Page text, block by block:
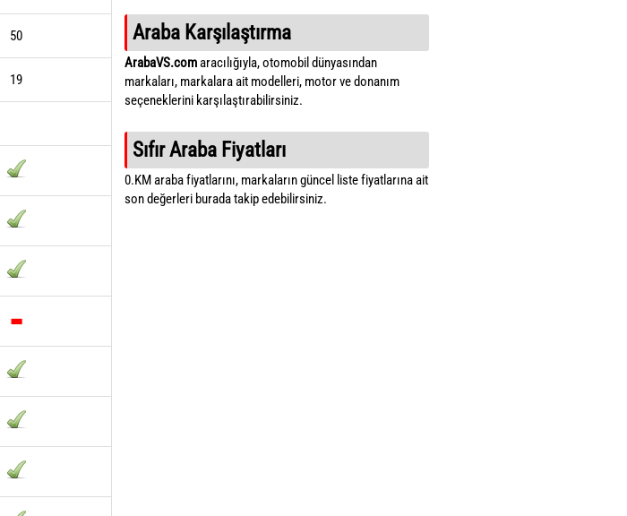
50
19
Araba Karşılaştırma
ArabaVS.comaracılığıyla, otomobil dünyasından
markaları, markalara ait modelleri, motor ve donanım
seçeneklerini karşılaştırabilirsiniz.
Sıfır Araba Fiyatları
0.KM araba fiyatlarını, markaların güncel liste fiyatlarına ait
son değerleri burada takip edebilirsiniz.